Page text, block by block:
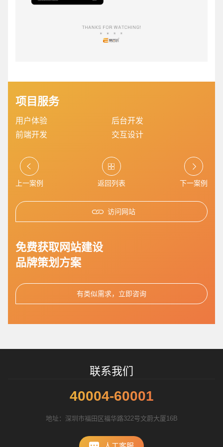
项目服务
用户体验
后台开发
前端开发
交互设计
上一案例 返回列表 下一案例
访问网站
免费获取网站建设
品牌策划方案
有类似需求，立即咨询
联系我们
40004-60001
地址：深圳市福田区福华路322号文蔚大厦16B